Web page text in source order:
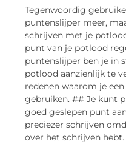
Tegenwoordig
puntenslijper meer,
schrijven met je
punt van je potlood
puntenslijper ben je in
potlood aanzienlijk te
redenen waarom je
gebruiken. ## Je kunt
goed geslepen punt
preciezer schrijven
over het schrijven